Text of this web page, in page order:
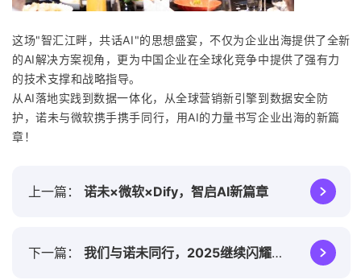
这场"智汇江畔，共话AI"的思想盛宴，不仅为企业出海提供了全新
的AI解决方案视角，更为中国企业在全球化竞争中提供了强有力
的技术支撑和战略指导。
从AI落地实践到数据一体化，从全球营销新引擎到数据安全防
护，诺未与微软携手携手同行，用AI的力量书写企业出海的新篇
章！
上一篇 诺未×微软×Dify，智启AI新篇章
下一篇 我们与诺未同行，2025继续闪耀未来